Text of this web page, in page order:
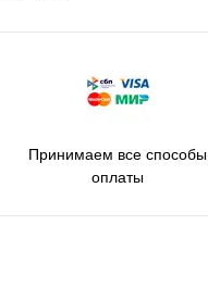
Принимаем все способы
оплаты